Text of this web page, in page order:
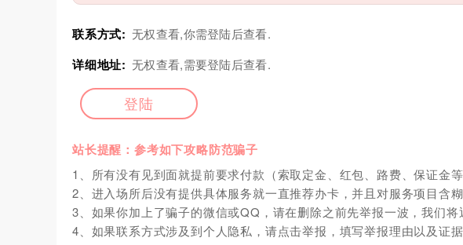
联系方式: 无权查看,你需登陆后查看.
详细地址: 无权查看,需要登陆后查看.
登陆
站长提醒：参考如下攻略防范骗子
1、所有没有见到面就提前要求付款（索取定金、红包、路费、保证金
2、进入场所后没有提供具体服务就一直推荐办卡，并且对服务项目含
3、如果你加上了骗子的微信或QQ，请在删除之前先举报一波，我们将
4、如果联系方式涉及到个人隐私，请点击举报，填写举报理由以及证据